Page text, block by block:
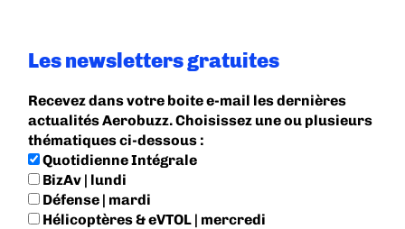
Les newsletters gratuites
Recevez dans votre boite e-mail les dernières
actualités Aerobuzz. Choisissez une ou plusieurs
thématiques ci-dessous :
Quotidienne Intégrale
BizAv | lundi
Défense | mardi
Hélicoptères & eVTOL | mercredi